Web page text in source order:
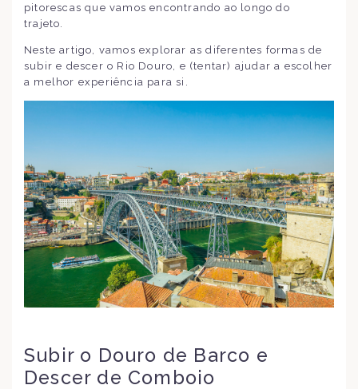
pitorescas que vamos encontrando ao longo do
trajeto.
Neste artigo, vamos explorar as diferentes formas de
subir e descer o Rio Douro, e (tentar) ajudar a escolher
a melhor experiência para si.
Subir o Douro de Barco e
Descer de Comboio